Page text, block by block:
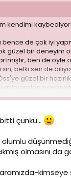
kendimi
bence de çok iyi
güzel bir deneyim
ben de
belki sen de
güzel bir
için okullar
çünkü...
olmasını da
kimseye